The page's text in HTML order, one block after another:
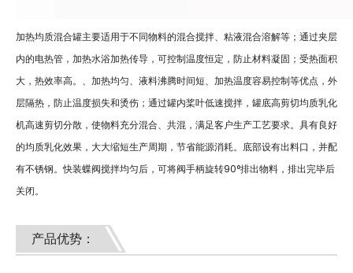
加热均质混合罐主要适用于不同物料的混合搅拌、粘液混合溶解等；通过夹层
内的电热管，加热水浴加热传导，可控制温度恒定，防止材料凝固；受热面积
大，热效率高。、加热均匀、液料沸腾时间短、加热温度容易控制等优点，外
层隔热，防止温度损失和烫伤；通过罐内桨叶低速搅拌，罐底高剪切均质乳化
机高速剪切分散，使物料充分混合、共混，满足客户生产工艺要求。具有良好
的均质乳化效果，大大缩短生产周期，节省能源消耗。底部设有出料口，并配
有不锈钢。快装蝶阀搅拌均匀后，可将阀手柄旋转90°排出物料，排出完毕后
关闭。
产品优势：